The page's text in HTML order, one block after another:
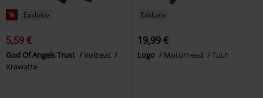
% Exklusiv
5,59 €
God Of Angels Trust
Volbeat
Krawatte
Exklusiv
19,99 €
Logo Motörhead Tuch